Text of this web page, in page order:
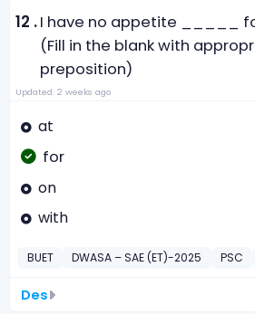
12 .I have no appetite _____
(Fill in the blank with
preposition)
Updated: 2 weeks ago
at
for
on
with
BUET DWASA – SAE (ET)-2025 PSC
Des